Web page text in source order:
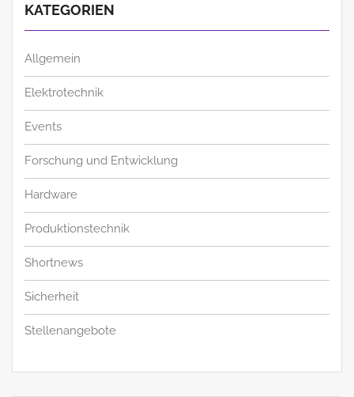
KATEGORIEN
Allgemein
Elektrotechnik
Events
Forschung und Entwicklung
Hardware
Produktionstechnik
Shortnews
Sicherheit
Stellenangebote